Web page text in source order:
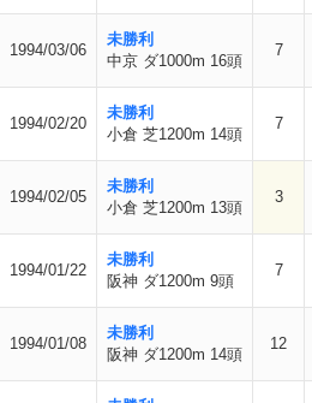
1994/03/06
未勝利
中京 ダ1000m 16頭
7
1994/02/20
未勝利
小倉 芝1200m 14頭
7
1994/02/05
未勝利
小倉 芝1200m 13頭
3
1994/01/22
未勝利
阪神 ダ1200m 9頭
7
1994/01/08
未勝利
阪神 ダ1200m 14頭
12